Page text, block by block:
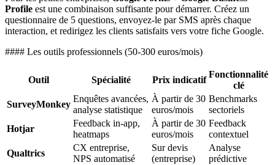
Profile est une combinaison suffisante pour démarrer. Créez un
questionnaire de 5 questions, envoyez-le par SMS après chaque
interaction, et redirigez les clients satisfaits vers votre fiche Google.
#### Les outils professionnels (50-300 euros/mois)
Outil Spécialité Prix indicatif
Fonctionnalité
clé
SurveyMonkey
Enquêtes avancées,
analyse statistique
À partir de 30
euros/mois
Benchmarks
sectoriels
Hotjar
Feedback in-app,
heatmaps
À partir de 30
euros/mois
Feedback
contextuel
Qualtrics
CX entreprise,
NPS automatisé
Sur devis
(entreprise)
Analyse
prédictive